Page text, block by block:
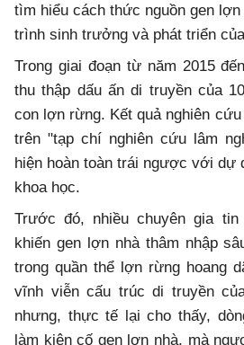
tìm hiểu cách thức nguồn gen lợn
trình sinh trưởng và phát triển
Trong giai đoạn từ năm 2015
thu thập dấu ấn di truyền của
con lợn rừng. Kết quả nghiên
trên "tạp chí nghiên cứu lâm
hiện hoàn toàn trái ngược với dự
khoa học.
Trước đó, nhiều chuyên gia
khiến gen lợn nhà thâm nhập
trong quần thể lợn rừng hoang
vĩnh viễn cấu trúc di truyền
nhưng, thực tế lại cho thấy,
làm kiên cố gen lợn nhà, mà